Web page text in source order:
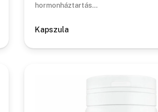
hormonháztartás…
Kapszula